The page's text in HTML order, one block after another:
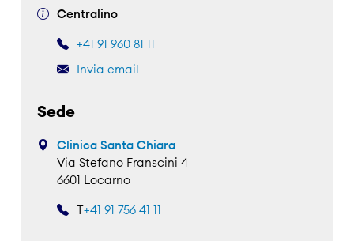
Centralino
+41 91 960 81 11
Invia email
Sede
Clinica Santa Chiara
Via Stefano Franscini 4
6601 Locarno
T+41 91 756 41 11